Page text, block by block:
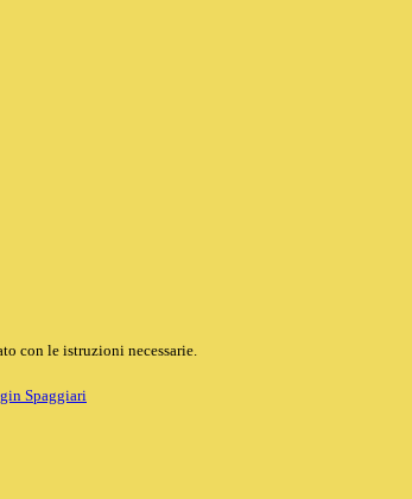
con le istruzioni necessarie.
Spaggiari